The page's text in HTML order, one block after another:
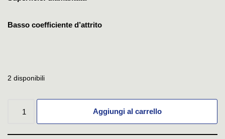
Basso coefficiente d’attrito
2 disponibili
Aggiungi al carrello